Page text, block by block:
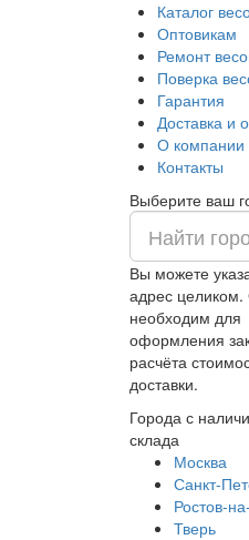
Каталог
Оптовикам
Ремонт
Поверка
Гарантия
Доставка и
О компании
Контакты
Выберите ваш
Вы можете
адрес
необходим для
оформления
расчёта
доставки.
Города с
склада
Москва
Санкт-
Ростов-
Тверь